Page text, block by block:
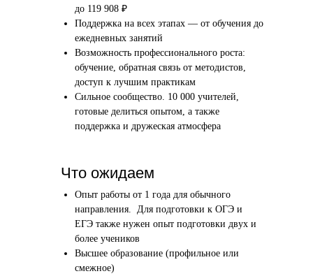
Что ожидаем
до 119 908 ₽
Поддержка на всех этапах — от обучения до
ежедневных занятий
Возможность профессионального роста:
обучение, обратная связь от методистов,
доступ к лучшим практикам
Сильное сообщество. 10 000 учителей,
готовые делиться опытом, а также
поддержка и дружеская атмосфера
Опыт работы от 1 года для обычного
направления. Для подготовки к ОГЭ и
ЕГЭ также нужен опыт подготовки двух и
более учеников
Высшее образование (профильное или
смежное)
Английский язык Школьные предметы
Аудиоинтервью
Отвечаете по-английски на 4 вопроса
Начать преподавать